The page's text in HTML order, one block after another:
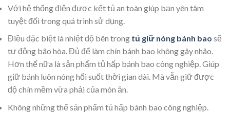
Với hệ thống điện được kết tủ an toàn giúp bạn yên tâm
tuyệt đối trong quá trình sử dụng.
Điều đặc biệt là nhiệt độ bên trong tủ giữ nóng bánh bao sẽ
tự động bão hòa. Đủ để làm chín bánh bao không gây nhão.
Hơn thế nữa là sản phẩm tủ hấp bánh bao công nghiệp. Giúp
giữ bánh luôn nóng hổi suốt thời gian dài. Mà vẫn giữ được
độ chín mềm vừa phải của món ăn.
Không những thế sản phẩm tủ hấp bánh bao công nghiệp.